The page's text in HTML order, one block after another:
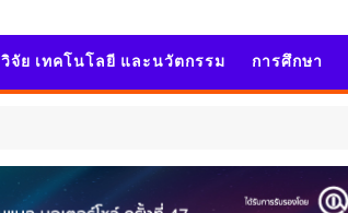
วิจัย เทคโนโลยี และนวัตกรรม การศึกษา